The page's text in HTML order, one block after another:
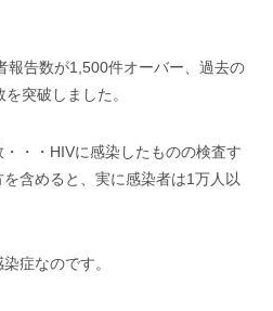
報告数が1,500件オーバー、過去の
突破しました。
・・HIVに感染したものの検査す
含めると、実に感染者は1万人以
症なのです。